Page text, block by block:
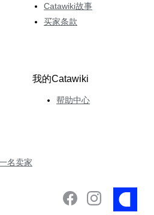
Catawiki故事
买家条款
名卖家
我的Catawiki
帮助中心